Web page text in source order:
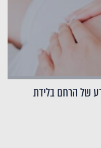
קרע של הרחם בלידת